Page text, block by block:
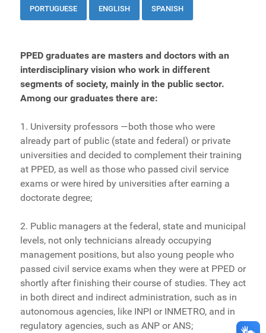
PORTUGUESE ENGLISH SPANISH
PPED graduates are masters and doctors with an
interdisciplinary vision who work in different
segments of society, mainly in the public sector.
Among our graduates there are:
1. University professors —both those who were
already part of public (state and federal) or private
universities and decided to complement their training
at PPED, as well as those who passed civil service
exams or were hired by universities after earning a
doctorate degree;
2. Public managers at the federal, state and municipal
levels, not only technicians already occupying
management positions, but also young people who
passed civil service exams when they were at PPED or
shortly after finishing their course of studies. They act
in both direct and indirect administration, such as in
autonomous agencies, like INPI or INMETRO, and in
regulatory agencies, such as ANP or ANS;